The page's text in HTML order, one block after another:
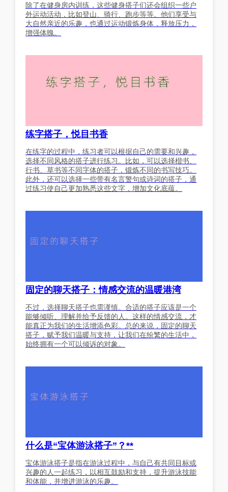
除了在健身房内训练，这些健身搭子们还会组织一些户
外运动活动，比如登山、骑行、跑步等等。他们享受与
大自然亲近的乐趣，也通过运动锻炼身体，释放压力，
增强体魄。
练字搭子，悦目书香
在练字的过程中，练习者可以根据自己的需要和兴趣，
选择不同风格的搭子进行练习。比如，可以选择楷书、
行书、草书等不同字体的搭子，锻炼不同的书写技巧。
此外，还可以选择一些带有名言警句或诗词的搭子，通
过练习使自己更加熟悉这些文字，增加文化底蕴。
固定的聊天搭子：情感交流的温暖港湾
不过，选择聊天搭子也需谨慎。合适的搭子应该是一个
能够倾听、理解并给予反馈的人。这样的情感交流，才
能真正为我们的生活增添色彩。总的来说，固定的聊天
搭子，赋予我们温暖与支持，让我们在纷繁的生活中，
始终拥有一个可以倾诉的对象。
什么是“宝体游泳搭子”？**
宝体游泳搭子是指在游泳过程中，与自己有共同目标或
兴趣的人一起练习，以相互鼓励和支持，提升游泳技能
和体能，并增进游泳的乐趣。